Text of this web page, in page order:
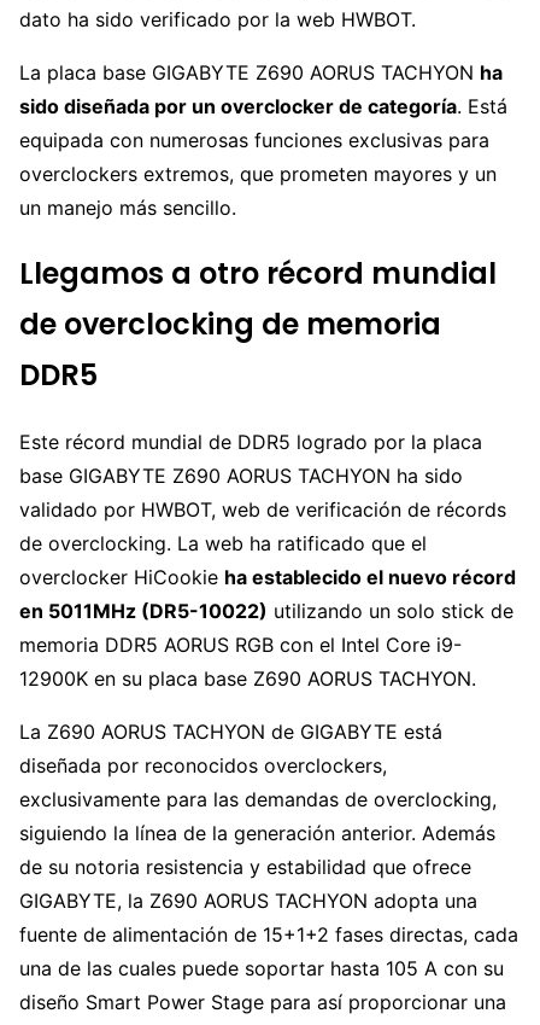
dato ha sido verificado por la web HWBOT.
La placa base GIGABYTE Z690 AORUS TACHYON ha
sido diseñada por un overclocker de categoría. Está
equipada con numerosas funciones exclusivas para
overclockers extremos, que prometen mayores y un
un manejo más sencillo.
Llegamos a otro récord mundial
de overclocking de memoria
DDR5
Este récord mundial de DDR5 logrado por la placa
base GIGABYTE Z690 AORUS TACHYON ha sido
validado por HWBOT, web de verificación de récords
de overclocking. La web ha ratificado que el
overclocker HiCookie ha establecido el nuevo récord
en 5011MHz (DR5-10022) utilizando un solo stick de
memoria DDR5 AORUS RGB con el Intel Core i9-
12900K en su placa base Z690 AORUS TACHYON.
La Z690 AORUS TACHYON de GIGABYTE está
diseñada por reconocidos overclockers,
exclusivamente para las demandas de overclocking,
siguiendo la línea de la generación anterior. Además
de su notoria resistencia y estabilidad que ofrece
GIGABYTE, la Z690 AORUS TACHYON adopta una
fuente de alimentación de 15+1+2 fases directas, cada
una de las cuales puede soportar hasta 105 A con su
diseño Smart Power Stage para así proporcionar una